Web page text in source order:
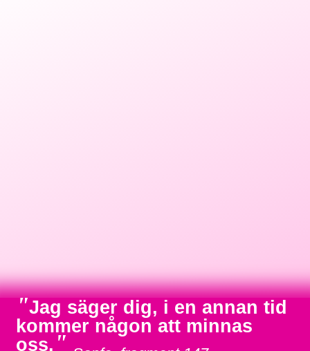
"Jag säger dig, i en annan tid
kommer någon att minnas
oss. "